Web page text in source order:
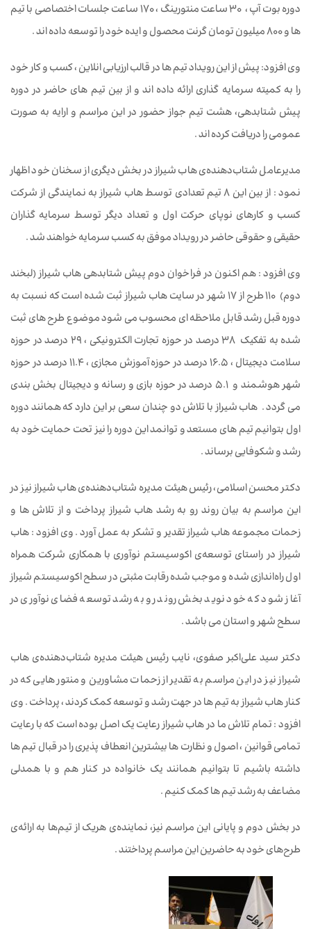
دوره بوت آپ ، 30 ساعت منتورینگ ، 170 ساعت جلسات اختصاصی با تیم
ها و 800 میلیون تومان گرنت محصول و ایده خود را توسعه داده اند .
وی افزود: پیش از این رویداد تیم ها در قالب ارزیابی انلاین ، کسب و کار خود
را به کمیته سرمایه گذاری ارائه داده اند و از بین تیم های حاضر در دوره
پیش شتابدهی، هشت تیم جواز حضور در این مراسم و ارایه به صورت
عمومی را دریافت کرده اند .
مدیرعامل شتاب‌دهنده‌ی هاب شیراز در بخش دیگری از سخنان خود اظهار
نمود : از بین این 8 تیم تعدادی توسط هاب شیراز به نمایندگی از شرکت
کسب و کارهای نوپای حرکت اول و تعداد دیگر توسط سرمایه گذاران
حقیقی و حقوقی حاضر در رویداد موفق به کسب سرمایه خواهند شد .
وی افزود : هم اکنون در فراخوان دوم پیش شتابدهی هاب شیراز (لبخند
دوم) 110 طرح از 17 شهر در سایت هاب شیراز ثبت شده است که نسبت به
دوره قبل رشد قابل ملاحظه ای محسوب می شود موضوع طرح های ثبت
شده به تفکیک 38 درصد در حوزه تجارت الکترونیکی ، 29 درصد در حوزه
سلامت دیجیتال ، 16.5 درصد در حوزه آموزش مجازی ، 11.4 درصد در حوزه
شهر هوشمند و 5.1 درصد در حوزه بازی و رسانه و دیجیتال بخش بندی
می گردد . هاب شیراز با تلاش دو چندان سعی بر این دارد که همانند دوره
اول بتوانیم تیم های مستعد و توانمد این دوره را نیز تحت حمایت خود به
رشد و شکوفایی برساند .
دکتر محسن اسلامی، رئیس هیئت‌ مدیره‌ شتاب‌دهنده‌ی هاب شیراز نیز در
این مراسم به بیان روند رو به رشد هاب شیراز پرداخت و از تلاش ها و
زحمات مجموعه هاب شیراز تقدیر و تشکر به عمل آورد . وی افزود : هاب
شیراز در راستای توسعه‌ی اکوسیستم نوآوری با همکاری شرکت همراه
اول راه‌اندازی شده و موجب شده رقابت مثبتی در سطح اکوسیستم شیراز
آغاز شود که خود نوید بخش روند رو به رشد توسعه فضای نوآوری در
سطح شهر و استان می باشد .
دکتر سید علی‌اکبر صفوی، نایب‌ رئیس هیئت‌ مدیره‌ شتاب‌دهنده‌ی هاب
شیراز نیز در این مراسم به تقدیر از زحمات مشاورین و منتور هایی که در
کنار هاب شیراز به تیم ها در جهت رشد و توسعه کمک کردند ، پرداخت . وی
افزود : تمام تلاش ما در هاب شیراز رعایت یک اصل بوده است که با رعایت
تمامی قوانین ، اصول و نظارت ها بیشترین انعطاف پذیری را در قبال تیم ها
داشته باشیم تا بتوانیم همانند یک خانواده در کنار هم و با همدلی
مضاعف به رشد تیم ها کمک کنیم .
در بخش دوم و پایانی این مراسم نیز، نماینده‌ی هریک از تیم‌ها به ارائه‌ی
طرح‌های خود به حاضرین این مراسم پرداختند .